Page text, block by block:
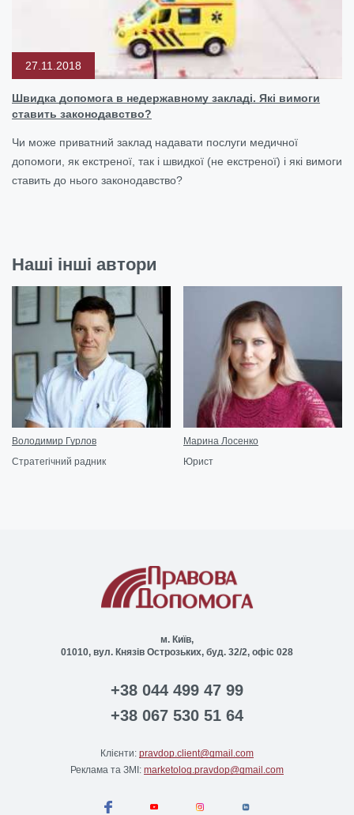
27.11.2018
Швидка допомога в недержавному закладі. Які вимоги
ставить законодавство?
Чи може приватний заклад надавати послуги медичної
допомоги, як екстреної, так і швидкої (не екстреної) і які вимоги
ставить до нього законодавство?
Наші інші автори
Володимир Гурлов
Стратегічний радник
Марина Лосенко
Юрист
м. Київ,
01010, вул. Князів Острозьких, буд. 32/2, офіс 028
+38 044 499 47 99
+38 067 530 51 64
Клієнти: pravdop.client@gmail.com
Реклама та ЗМІ: marketolog.pravdop@gmail.com